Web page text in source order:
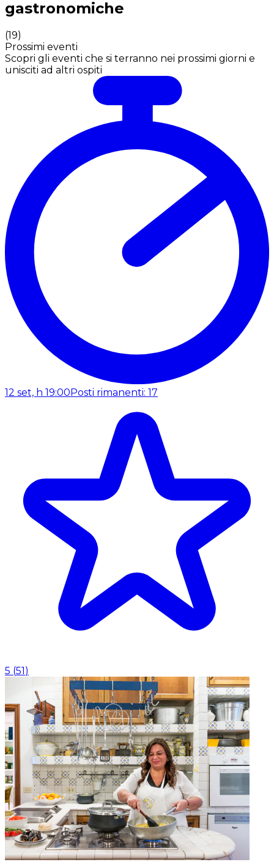
gastronomiche
(19)
Prossimi eventi
Scopri gli eventi che si terranno nei prossimi giorni e
unisciti ad altri ospiti
12 set, h 19:00 Posti rimanenti: 17
5 (51 )